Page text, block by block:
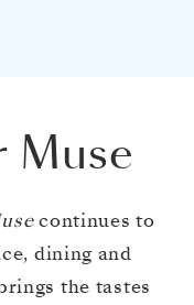
Muse
continues to
dining and
the tastes